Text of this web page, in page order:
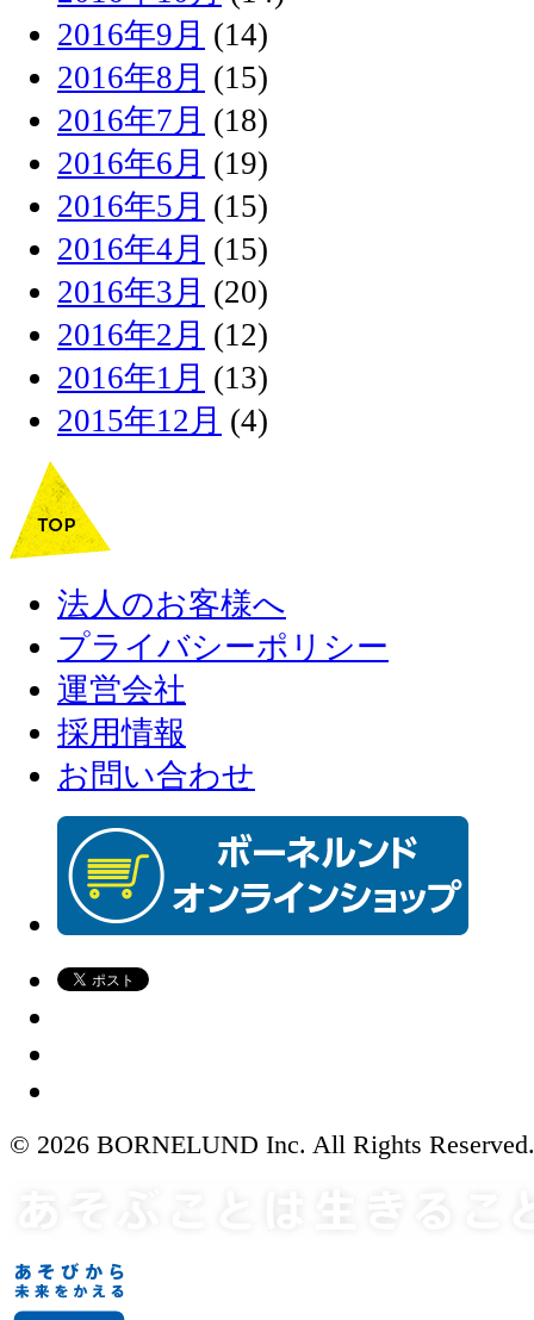
2016年9月 (14)
2016年8月 (15)
2016年7月 (18)
2016年6月 (19)
2016年5月 (15)
2016年4月 (15)
2016年3月 (20)
2016年2月 (12)
2016年1月 (13)
2015年12月 (4)
法人のお客様へ
プライバシーポリシー
運営会社
採用情報
お問い合わせ
© 2026 BORNELUND Inc. All Rights Reserved.